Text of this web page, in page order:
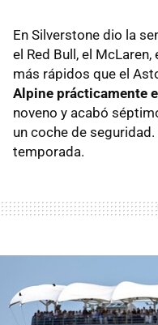
En Silverstone dio la
el Red Bull, el
más rápidos que el
Alpine prácticamente
noveno y acabó
un coche de
temporada.